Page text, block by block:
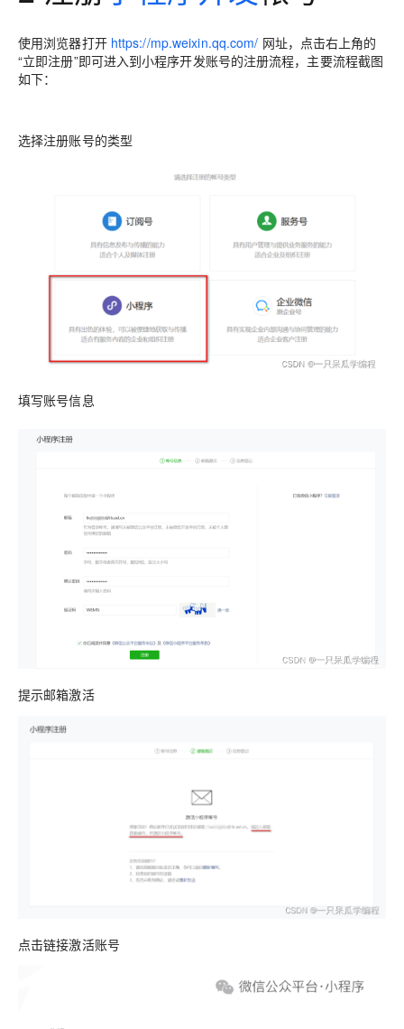
使用浏览器打开 https://mp.weixin.qq.com/ 网址，点击右上角的
“立即注册”即可进入到小程序开发账号的注册流程，主要流程截图
如下：
选择注册账号的类型
填写账号信息
提示邮箱激活
点击链接激活账号